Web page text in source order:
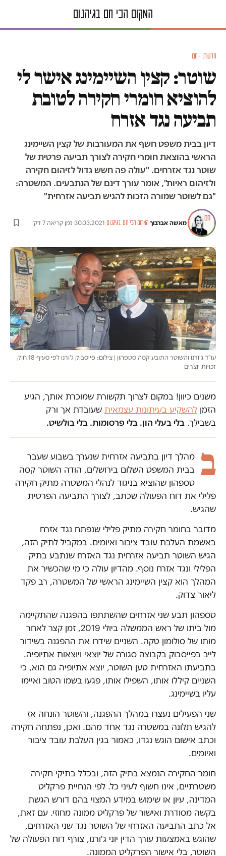
חדשות · חם
שוטר: קצין השיימינג אישר לי
להוציא חומרי חקירה לטובת
תביעה נגד אזרח
דיון בבית משפט חשף את המעורבות של קצין השיימינג
הראשי בהוצאת חומרי חקירה לצורך תביעה פרטית של
שוטר נגד אזרחים. "עולה פה חשש גדול לזיהום חקירה
ולזיהום ראיות", אומר עורך דינם של הנתבעים. המשטרה:
"גם לשוטר שמורה הזכות להגיש תביעה אזרחית"
מאשה אברבוך·המקום הכי חם בגיהנום·
30.03.2021
·זמן קריאה 7 דק׳
עו"ד ג'ורנו והשוטר התובע קסה סטפהון | צילום: פייסבוק ג'ורנו לפי סעיף 18 חוק
זכויות יוצרים
משנים כיוון! במקום לצרוך תקשורת שמוכרת אותך, הגיע
הזמן להשקיע בעיתונות עצמאית שעובדת אך ורק
בשבילך. בלי בעלי הון. בלי פרסומות. בלי בולשיט.
ב מהלך דיון בתביעה אזרחית שנערך בשבוע שעבר
בבית המשפט השלום בירושלים, הודה השוטר קסה
טספהון שהוציא בניגוד לנהלי המשטרה מתיק חקירה
פלילי את דוח הפעולה שכתב, לצורך התביעה הפרטית
שהגיש.
מדובר בחומר חקירה מתיק פלילי שנפתח נגד אזרח
באשמת העלבת עובד ציבור ואיומים. במקביל לתיק הזה,
הגיש השוטר תביעה אזרחית נגד האזרח שנתבע בתיק
הפלילי ונגד אזרח נוסף. מהדיון עולה כי מי שהכשיר את
המהלך הוא קצין השיימינג הראשי של המשטרה, רב פקד
ליאור צדוק.
טספהון תבע שני אזרחים שהשתתפו בהפגנה שהתקיימה
מול ביתו של ראש הממשלה ביולי 2019, זמן קצר לאחר
מותו של סולומון טקה. השניים שידרו את ההפגנה בשידור
לייב בפייסבוק בקבוצה סגורה של יוצאי ויוצאות אתיופיה.
בתביעתו האזרחית טען השוטר, יוצא אתיופיה גם הוא, כי
השניים קיללו אותו, השפילו אותו, פגעו בשמו הטוב ואיימו
עליו בשיימינג.
שני הפעילים נעצרו במהלך ההפגנה, והשוטר הונחה אז
להגיש תלונה במשטרה נגד אחד מהם. ואכן, נפתחה חקירה
וכתב אישום הוגש נגדו, כאמור בגין העלבת עובד ציבור
ואיומים.
חומר החקירה הנמצא בתיק הזה, ובכלל בתיקי חקירה
משטרתיים, אינו חשוף לעיני כל. לפי הנחיית פרקליט
המדינה, עיון או שימוש במידע המצוי בהם דורש הגשת
בקשה מסודרת ואישור של פרקליט ממונה מחוזי. עם זאת,
אל כתב התביעה האזרחי של השוטר נגד שני האזרחים,
שהוגש באמצעות עורך הדין יוני ג'ורנו, צורף דוח הפעולה של
השוטר, בלי אישור הפרקליט הממונה.